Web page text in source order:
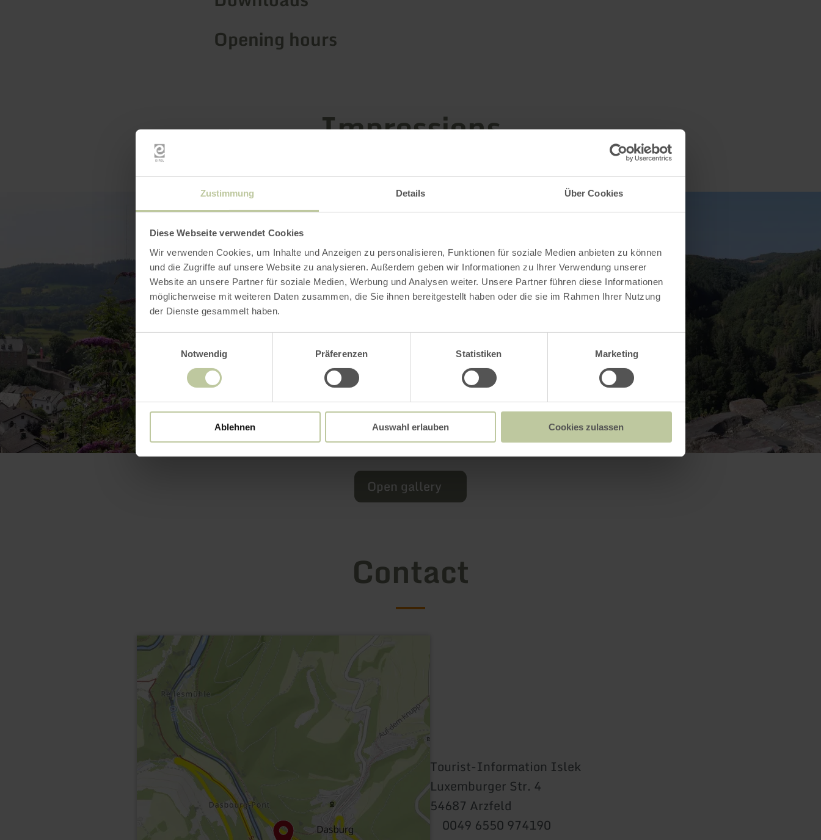
Zustimmung Details Über Cookies
Diese Webseite verwendet Cookies
Wir verwenden Cookies, um Inhalte und Anzeigen zu personalisieren, Funktionen für soziale Medien anbieten zu können
und die Zugriffe auf unsere Website zu analysieren. Außerdem geben wir Informationen zu Ihrer Verwendung unserer
Website an unsere Partner für soziale Medien, Werbung und Analysen weiter. Unsere Partner führen diese Informationen
möglicherweise mit weiteren Daten zusammen, die Sie ihnen bereitgestellt haben oder die sie im Rahmen Ihrer Nutzung
der Dienste gesammelt haben.
Einwilligungsauswahl
Notwendig
Präferenzen Statistiken Marketing
Ablehnen Auswahl erlauben Cookies zulassen
Opening hours
Impressions
Open gallery
Contact
Tourist-Information Islek
Luxemburger Str. 4
54687 Arzfeld
0049 6550 974190